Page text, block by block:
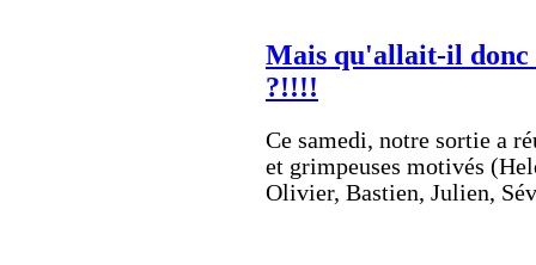
Mais qu'allait-il donc
?!!!!
Ce samedi, notre sortie a
et grimpeuses motivés
Olivier, Bastien, Julien,